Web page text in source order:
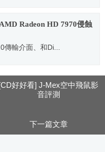
Radeon HD 7970侵蝕
傳輸介面、和Di...
好好看] J-Mex空中飛鼠影
音評測
下一篇文章